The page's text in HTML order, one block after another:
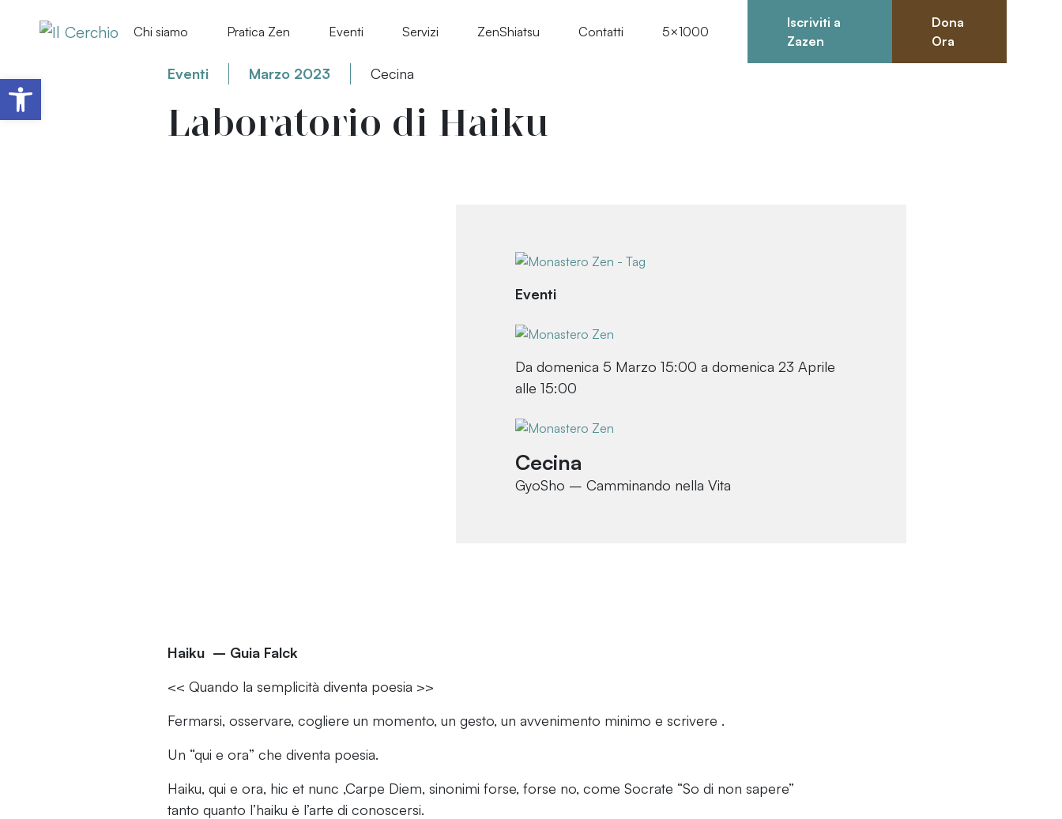
Chi siamo Pratica Zen Eventi Servizi ZenShiatsu Contatti 5×1000
Iscriviti a
Zazen
Dona
Ora
Eventi Marzo 2023 Cecina
Laboratorio di Haiku
Eventi
Da domenica 5 Marzo 15:00 a domenica 23 Aprile
alle 15:00
Cecina
GyoSho – Camminando nella Vita
Haiku – Guia Falck
<< Quando la semplicità diventa poesia >>
Fermarsi, osservare, cogliere un momento, un gesto, un avvenimento minimo e scrivere .
Un “qui e ora” che diventa poesia.
Haiku, qui e ora, hic et nunc ,Carpe Diem, sinonimi forse, forse no, come Socrate “So di non sapere”
tanto quanto l’haiku è l’arte di conoscersi.
Apri la barra degli strumenti